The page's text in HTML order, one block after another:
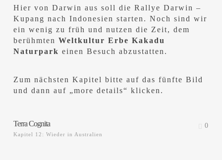
Hier von Darwin aus soll die Rallye Darwin –
Kupang nach Indonesien starten. Noch sind wir
ein wenig zu früh und nutzen die Zeit, dem
berühmten Weltkultur Erbe Kakadu
Naturpark einen Besuch abzustatten.
Zum nächsten Kapitel bitte auf das fünfte Bild
und dann auf „more details“ klicken.
Terra Cognita
Kapitel 12: Wieder in Australien
0